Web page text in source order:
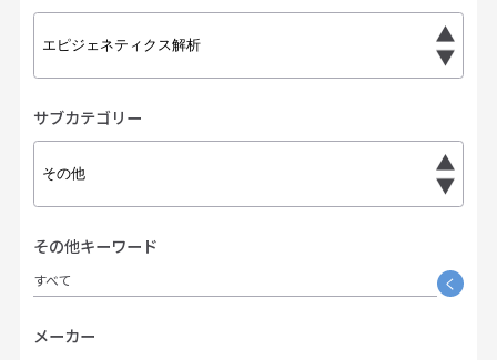
サブカテゴリー
その他キーワード
すべて く
メーカー